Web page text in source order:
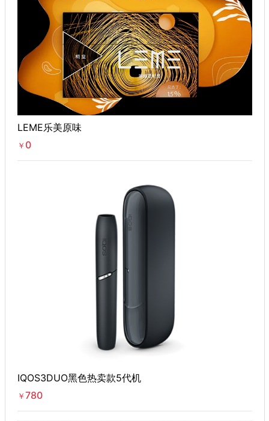
LEME乐美原味
￥ 0
IQOS3DUO黑色热卖款5代机
￥ 780